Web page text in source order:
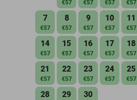
€57 €57 €57 €57
7
€57
8
€57
9
€57
10
€57
11
€57
14
€57
15
€57
16
€57
17
€57
18
€57
21
€57
22
€57
23
€57
24
€57
25
€57
28 29 30